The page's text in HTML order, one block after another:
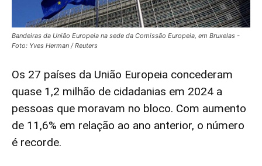
Bandeiras da União Europeia na sede da Comissão Europeia, em Bruxelas -
Foto: Yves Herman / Reuters
Os 27 países da União Europeia concederam
quase 1,2 milhão de cidadanias em 2024 a
pessoas que moravam no bloco. Com aumento
de 11,6% em relação ao ano anterior, o número
é recorde.